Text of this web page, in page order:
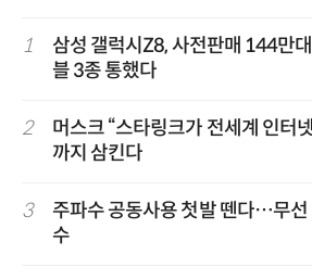
1
삼성 갤럭시Z8, 사전판매 144만
블 3종 통했다
2
머스크 “스타링크가 전세계 인터
까지 삼킨다
3
주파수 공동사용 첫발 뗀다…무선
수